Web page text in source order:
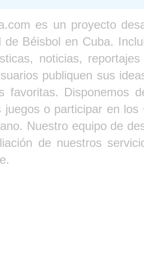
es un proyecto
de Béisbol en Cuba.
noticias,
publiquen sus
favoritas. Disponemos
juegos o participar en
Nuestro equipo de
de nuestros